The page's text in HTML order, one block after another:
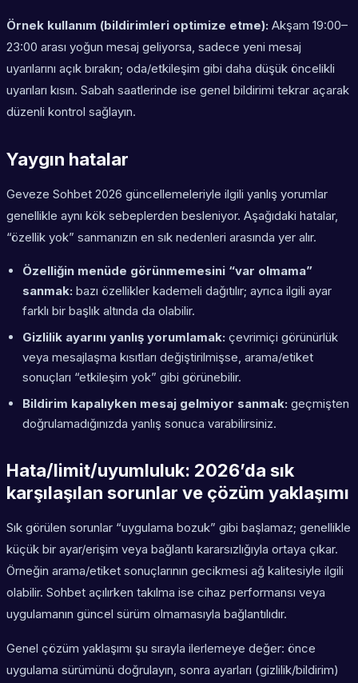
Örnek kullanım (bildirimleri optimize etme): Akşam 19:00–
23:00 arası yoğun mesaj geliyorsa, sadece yeni mesaj
uyarılarını açık bırakın; oda/etkileşim gibi daha düşük öncelikli
uyarıları kısın. Sabah saatlerinde ise genel bildirimi tekrar açarak
düzenli kontrol sağlayın.
Yaygın hatalar
Geveze Sohbet 2026 güncellemeleriyle ilgili yanlış yorumlar
genellikle aynı kök sebeplerden besleniyor. Aşağıdaki hatalar,
“özellik yok” sanmanızın en sık nedenleri arasında yer alır.
Özelliğin menüde görünmemesini “var olmama”
sanmak: bazı özellikler kademeli dağıtılır; ayrıca ilgili ayar
farklı bir başlık altında da olabilir.
Gizlilik ayarını yanlış yorumlamak: çevrimiçi görünürlük
veya mesajlaşma kısıtları değiştirilmişse, arama/etiket
sonuçları “etkileşim yok” gibi görünebilir.
Bildirim kapalıyken mesaj gelmiyor sanmak: geçmişten
doğrulamadığınızda yanlış sonuca varabilirsiniz.
Hata/limit/uyumluluk: 2026’da sık
karşılaşılan sorunlar ve çözüm yaklaşımı
Sık görülen sorunlar “uygulama bozuk” gibi başlamaz; genellikle
küçük bir ayar/erişim veya bağlantı kararsızlığıyla ortaya çıkar.
Örneğin arama/etiket sonuçlarının gecikmesi ağ kalitesiyle ilgili
olabilir. Sohbet açılırken takılma ise cihaz performansı veya
uygulamanın güncel sürüm olmamasıyla bağlantılıdır.
Genel çözüm yaklaşımı şu sırayla ilerlemeye değer: önce
uygulama sürümünü doğrulayın, sonra ayarları (gizlilik/bildirim)